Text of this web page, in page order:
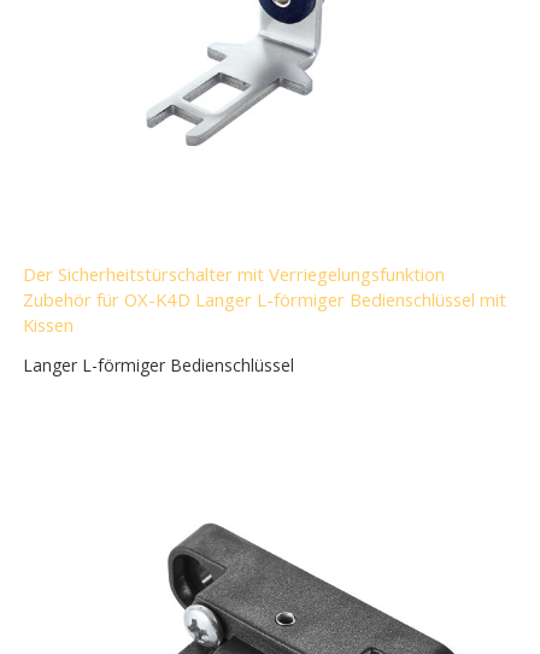
Der Sicherheitstürschalter mit Verriegelungsfunktion
Zubehör für OX-K4D Langer L-förmiger Bedienschlüssel mit
Kissen
Langer L-förmiger Bedienschlüssel